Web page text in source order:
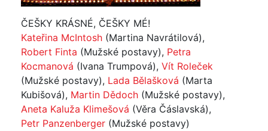
ČEŠKY KRÁSNÉ, ČEŠKY MÉ!
Kateřina McIntosh (Martina Navrátilová),
Robert Finta (Mužské postavy), Petra
Kocmanová (Ivana Trumpová), Vít Roleček
(Mužské postavy), Lada Bělašková (Marta
Kubišová), Martin Dědoch (Mužské postavy),
Aneta Kaluža Klimešová (Věra Čáslavská),
Petr Panzenberger (Mužské postavy)